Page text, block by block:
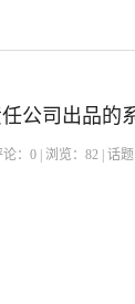
公司出品的
论：0 | 浏览：82 | 话题